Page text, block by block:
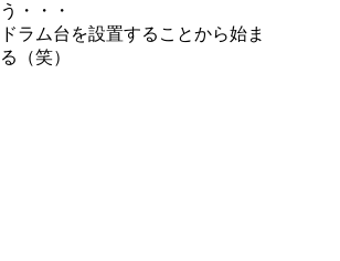
う・・・
ドラム台を設置することから始ま
る（笑）